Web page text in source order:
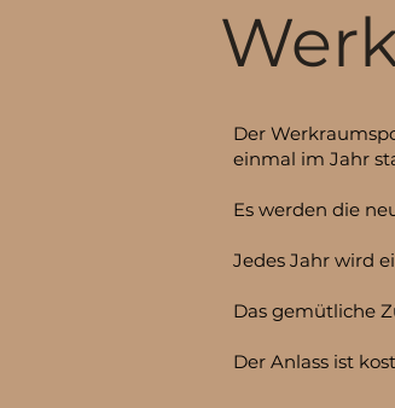
Der
einmal im Jahr
Es werden die
Jedes Jahr wird
Das gemütliche
Der Anlass ist